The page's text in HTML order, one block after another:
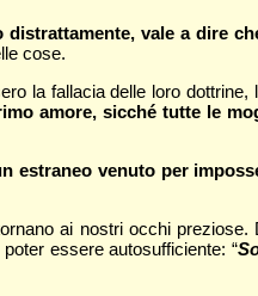
vale a dire
cose.
la fallacia delle loro dottrine,
amore, sicché tutte le
estraneo venuto per
ai nostri occhi preziose.
essere autosufficiente: “